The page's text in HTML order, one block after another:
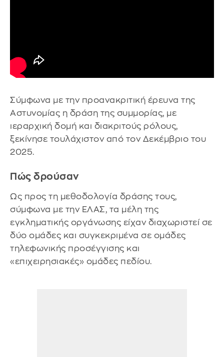
Σύμφωνα με την προανακριτική έρευνα της
Αστυνομίας η δράση της συμμορίας, με
ιεραρχική δομή και διακριτούς ρόλους,
ξεκίνησε τουλάχιστον από τον Δεκέμβριο του
2025.
Πώς δρούσαν
Ως προς τη μεθοδολογία δράσης τους,
σύμφωνα με την ΕΛΑΣ, τα μέλη της
εγκληματικής οργάνωσης είχαν διαχωριστεί σε
δύο ομάδες και συγκεκριμένα σε ομάδες
τηλεφωνικής προσέγγισης και
«επιχειρησιακές» ομάδες πεδίου.